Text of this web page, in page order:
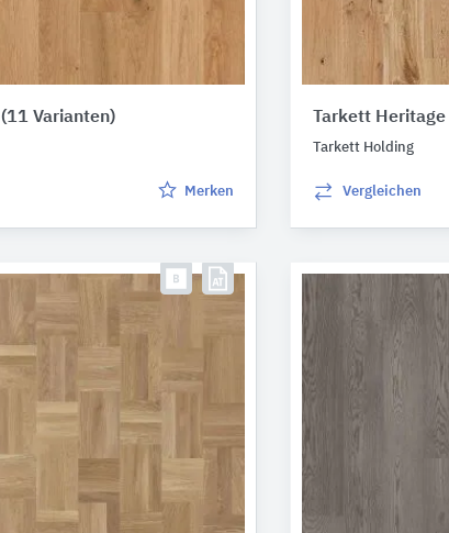
(11 Varianten)
Merken
Tarkett Heritage
Tarkett Holding
Vergleichen